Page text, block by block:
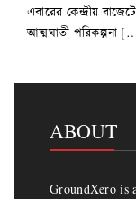
এবারের কেন্দ্রীয়
আত্মঘাতী পরিকল্পনা
ABOUT
GroundXero is